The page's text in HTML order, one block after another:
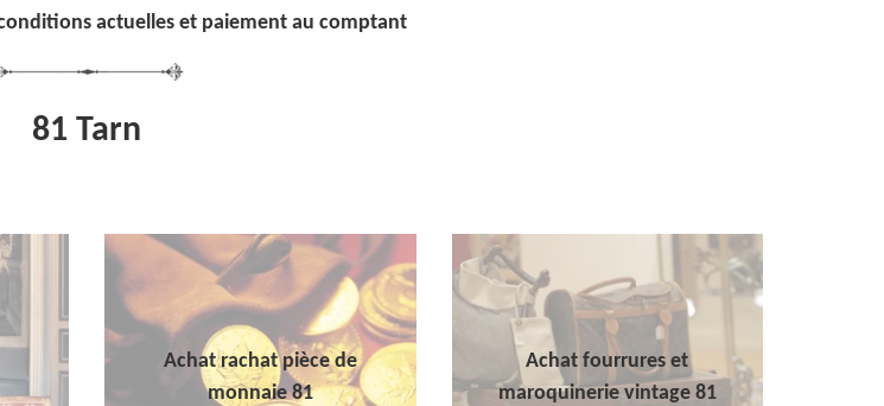
actuelles et paiement au comptant
81 Tarn
Achat rachat pièce de
monnaie 81
Achat fourrures et
maroquinerie vintage 81